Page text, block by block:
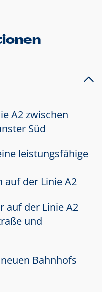
A2 zwischen
Süd
leistungsfähige
auf der Linie A2
auf der Linie A2
und
Bahnhofs